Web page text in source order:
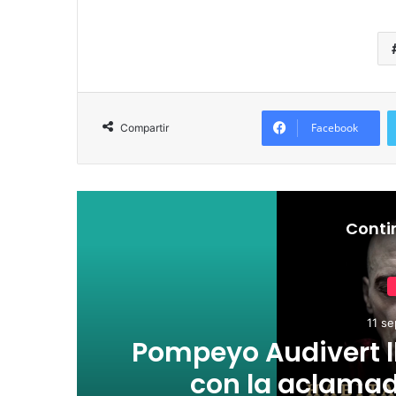
Compartir Facebook
11
Pompeyo Audivert
con la